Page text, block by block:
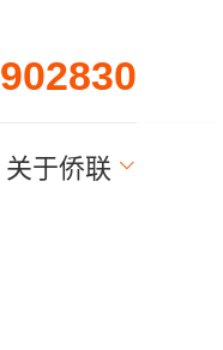
902830
关于侨联